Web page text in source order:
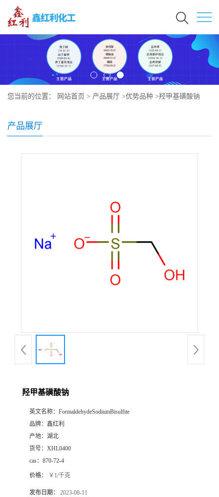
您当前的位置： 网站首页 > 产品展厅 >优势品种 >羟甲基磺酸钠
产品展厅
羟甲基磺酸钠
英文名称： FormaldehydeSodiumBisulfite
品牌： 鑫红利
产地： 湖北
货号： XHL0400
cas： 870-72-4
价格： ￥1/千克
发布日期： 2023-08-11